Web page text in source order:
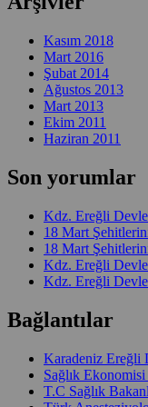
Kasım 2018
Mart 2016
Şubat 2014
Ağustos 2013
Mart 2013
Ekim 2011
Haziran 2011
Son yorumlar
Kdz. Ereğli
18 Mart
18 Mart
Kdz. Ereğli
Kdz. Ereğli
Bağlantılar
Karadeniz Ereğli
Sağlık
T.C Sağlık